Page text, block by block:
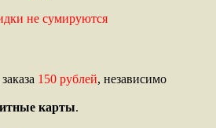
не сумируются
150 рублей, независимо
карты.